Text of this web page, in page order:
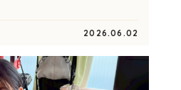
2026.06.02